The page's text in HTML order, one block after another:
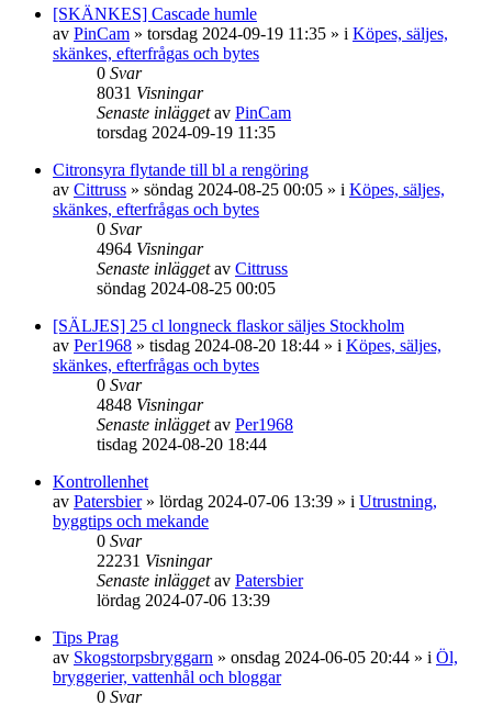
[SKÄNKES] Cascade humle
av PinCam » torsdag 2024-09-19 11:35 » i Köpes, säljes,
skänkes, efterfrågas och bytes
0 Svar
8031 Visningar
Senaste inläggetav PinCam
torsdag 2024-09-19 11:35
Citronsyra flytande till bl a rengöring
av Cittruss » söndag 2024-08-25 00:05 » i Köpes, säljes,
skänkes, efterfrågas och bytes
0 Svar
4964 Visningar
Senaste inläggetav Cittruss
söndag 2024-08-25 00:05
[SÄLJES] 25 cl longneck flaskor säljes Stockholm
av Per1968 » tisdag 2024-08-20 18:44 » i Köpes, säljes,
skänkes, efterfrågas och bytes
0 Svar
4848 Visningar
Senaste inläggetav Per1968
tisdag 2024-08-20 18:44
Kontrollenhet
av Patersbier» lördag 2024-07-06 13:39 » i Utrustning,
byggtips och mekande
0 Svar
22231 Visningar
Senaste inläggetav Patersbier
lördag 2024-07-06 13:39
Tips Prag
av Skogstorpsbryggarn » onsdag 2024-06-05 20:44 » i Öl,
bryggerier, vattenhål och bloggar
0 Svar